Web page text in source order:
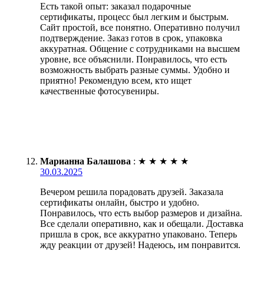
Есть такой опыт: заказал подарочные
сертификаты, процесс был легким и быстрым.
Сайт простой, все понятно. Оперативно получил
подтверждение. Заказ готов в срок, упаковка
аккуратная. Общение с сотрудниками на высшем
уровне, все объяснили. Понравилось, что есть
возможность выбрать разные суммы. Удобно и
приятно! Рекомендую всем, кто ищет
качественные фотосувениры.
Марианна Балашова : ★ ★ ★ ★ ★
30.03.2025
Вечером решила порадовать друзей. Заказала
сертификаты онлайн, быстро и удобно.
Понравилось, что есть выбор размеров и дизайна.
Все сделали оперативно, как и обещали. Доставка
пришла в срок, все аккуратно упаковано. Теперь
жду реакции от друзей! Надеюсь, им понравится.